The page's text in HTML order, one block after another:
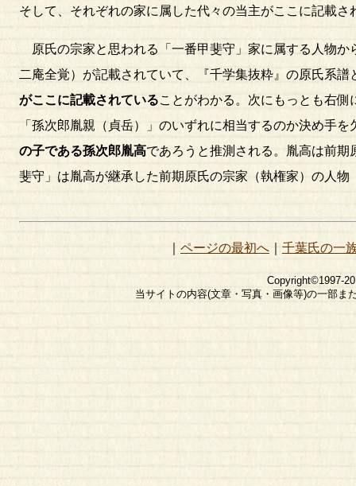
そして、それぞれの家に属した代々の当主がここに記載さ
原氏の宗家と思われる「一番甲斐守」家に属する人物
二庵全覚）が記載されていて、『千学集抜粋』の原氏系譜
がここに記載されていることがわかる。次にもっとも右側
「孫次郎胤親（貞岳）」のいずれに相当するのか決め手を
の子である孫次郎胤高であろうと推測される。胤高は前
斐守」は胤高が継承した前期原氏の宗家（執権家）の人
ページの最初へ 千葉氏の一
Copyright©1997-
当サイトの内容(文章・写真・画像等)の一部ま